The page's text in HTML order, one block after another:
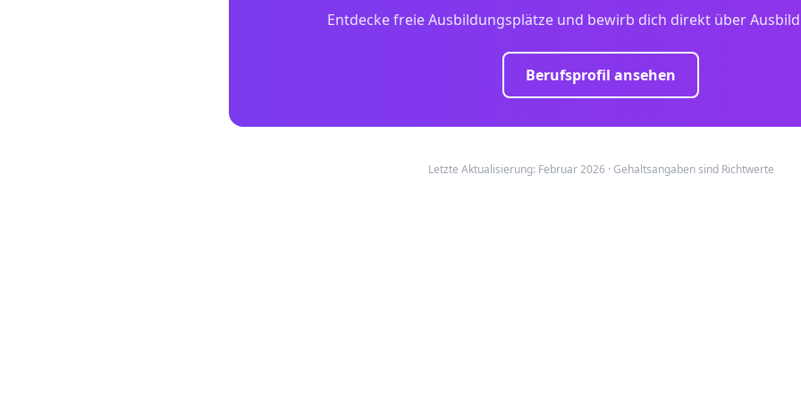
Entdecke freie Ausbildungsplätze und bewirb dich direkt über
Berufsprofil ansehen
Letzte Aktualisierung: Februar 2026 · Gehaltsangaben sind Richtwerte